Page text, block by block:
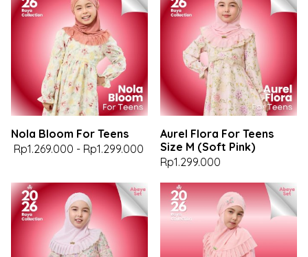
Nola Bloom For Teens
Rp1.269.000 - Rp1.299.000
Aurel Flora For Teens
Size M (Soft Pink)
Rp1.299.000